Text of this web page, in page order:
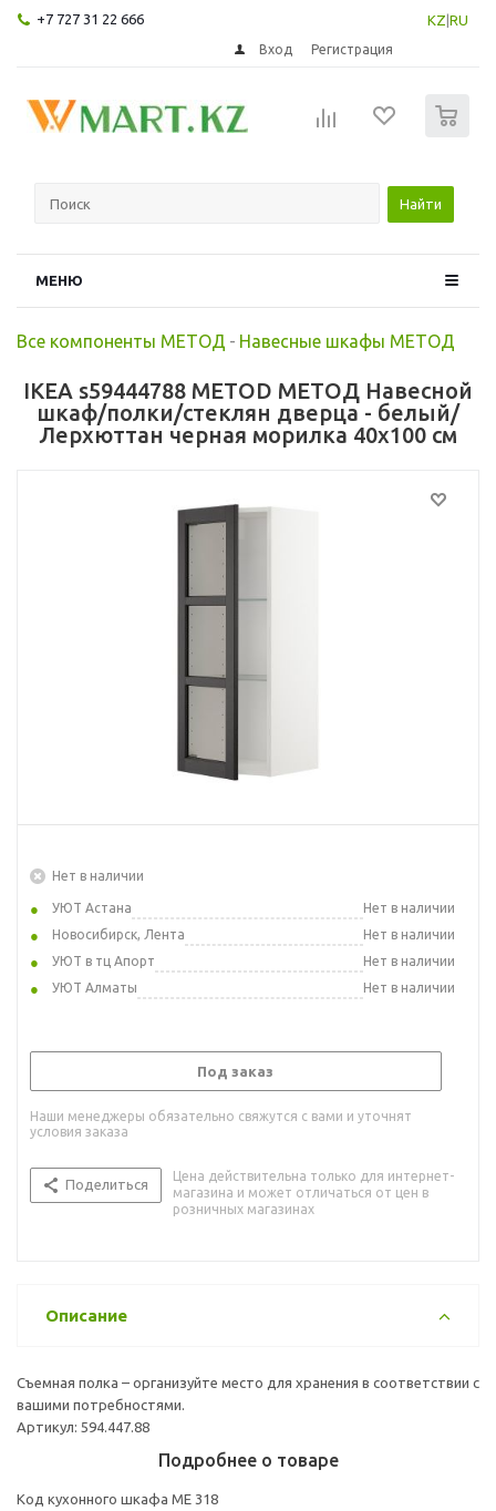
+7 727 31 22 666 KZ RU
Вход Регистрация
Найти
МЕНЮ
Все компоненты МЕТОД - Навесные шкафы МЕТОД
IKEA s59444788 METOD МЕТОД Навесной
шкаф/полки/стеклян дверца - белый/
Лерхюттан черная морилка 40x100 см
Нет в наличии
УЮТ Астана
Нет в наличии
Новосибирск, Лента
Нет в наличии
УЮТ в тц Апорт
Нет в наличии
УЮТ Алматы
Нет в наличии
Под заказ
Наши менеджеры обязательно свяжутся с вами и уточнят
условия заказа
Поделиться
Цена действительна только для интернет-
магазина и может отличаться от цен в
розничных магазинах
Описание
Съемная полка – организуйте место для хранения в соответствии с
вашими потребностями.
Артикул: 594.447.88
Подробнее о товаре
Код кухонного шкафа ME 318